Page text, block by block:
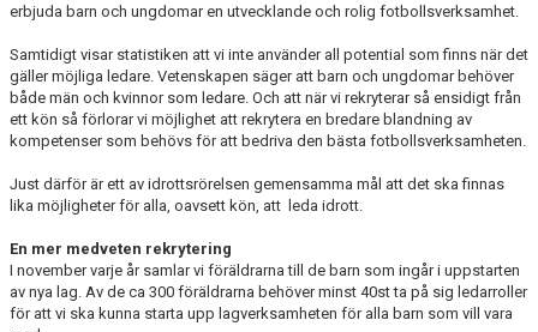
erbjuda barn och ungdomar en utvecklande och rolig fotbollsverksamhet.
Samtidigt visar statistiken att vi inte använder all potential som finns när det
gäller möjliga ledare. Vetenskapen säger att barn och ungdomar behöver
både män och kvinnor som ledare. Och att när vi rekryterar så ensidigt från
ett kön så förlorar vi möjlighet att rekrytera en bredare blandning av
kompetenser som behövs för att bedriva den bästa fotbollsverksamheten.
Just därför är ett av idrottsrörelsen gemensamma mål att det ska finnas
lika möjligheter för alla, oavsett kön, att leda idrott.
En mer medveten rekrytering
I november varje år samlar vi föräldrarna till de barn som ingår i uppstarten
av nya lag. Av de ca 300 föräldrarna behöver minst 40st ta på sig ledarroller
för att vi ska kunna starta upp lagverksamheten för alla barn som vill vara